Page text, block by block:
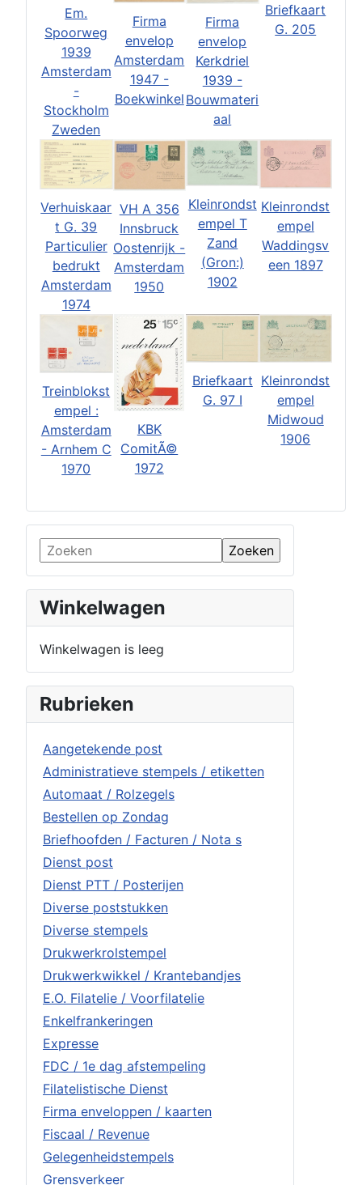
Winkelwagen
Winkelwagen is leeg
Rubrieken
Aangetekende post
Administratieve stempels / etiketten
Automaat / Rolzegels
Bestellen op Zondag
Briefhoofden / Facturen / Nota s
Dienst post
Dienst PTT / Posterijen
Diverse poststukken
Diverse stempels
Drukwerkrolstempel
Drukwerkwikkel / Krantebandjes
E.O. Filatelie / Voorfilatelie
Enkelfrankeringen
Expresse
FDC / 1e dag afstempeling
Filatelistische Dienst
Firma enveloppen / kaarten
Fiscaal / Revenue
Gelegenheidstempels
Grensverkeer
Em.
Spoorweg
1939
Amsterdam
-
Stockholm
Zweden
Firma
envelop
Amsterdam
1947 -
Boekwinkel
Firma
envelop
Kerkdriel
1939 -
Bouwmateri
aal
Briefkaart
G. 205
Verhuiskaar
t G. 39
Particulier
bedrukt
Amsterdam
1974
VH A 356
Innsbruck
Oostenrijk -
Amsterdam
1950
Kleinrondst
empel T
Zand
(Gron:)
1902
Kleinrondst
empel
Waddingsv
een 1897
Treinblokst
empel :
Amsterdam
- Arnhem C
1970
KBK
ComitÃ©
1972
Briefkaart
G. 97 I
Kleinrondst
empel
Midwoud
1906